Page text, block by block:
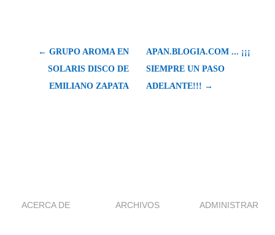
← GRUPO AROMA EN
SOLARIS DISCO DE
EMILIANO ZAPATA
APAN.BLOGIA.COM ... ¡¡¡
SIEMPRE UN PASO
ADELANTE!!! →
ACERCA DE ARCHIVOS ADMINISTRAR